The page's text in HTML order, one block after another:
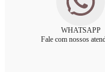
WHATSAPP
Fale com nossos